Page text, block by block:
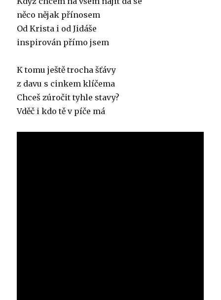
něco nějak přínosem
Od Krista i od Jidáše
inspirován přímo jsem
K tomu ještě trocha šťávy
z davu s cinkem klíčema
Chceš zúročit tyhle stavy?
Vděč i kdo tě v píče má